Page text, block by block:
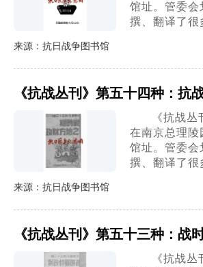
馆址。管委会
撰、翻译了很
来源：抗日战争图书馆
《抗战丛刊》第五十四种：抗
《抗战
在南京总理陵
馆址。管委会
撰、翻译了很
来源：抗日战争图书馆
《抗战丛刊》第五十三种：战
《抗战